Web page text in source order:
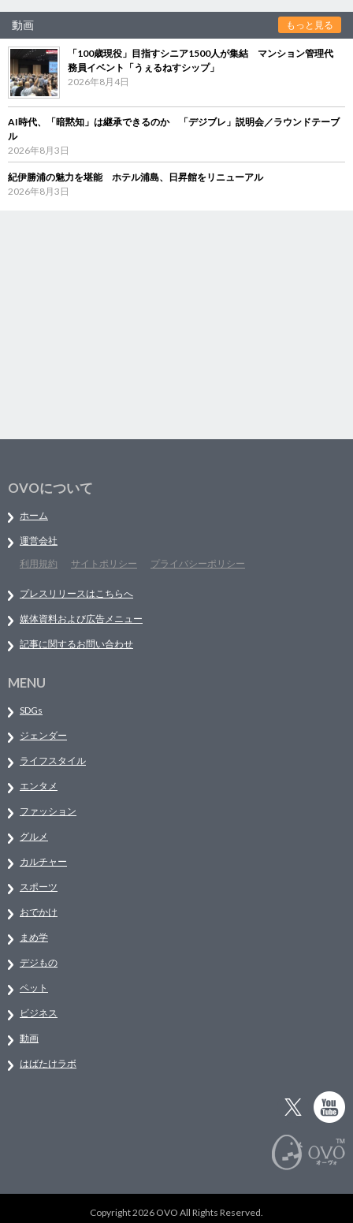
動画 もっと見る
「100歳現役」目指すシニア1500人が集結 マンション管理代
務員イベント「うぇるねすシップ」
2026年8月4日
AI時代、「暗黙知」は継承できるのか 「デジブレ」説明会／ラウンドテーブ
ル
2026年8月3日
紀伊勝浦の魅力を堪能 ホテル浦島、日昇館をリニューアル
2026年8月3日
OVOについて
ホーム
運営会社
利用規約
サイトポリシー プライバシーポリシー
プレスリリースはこちらへ
媒体資料および広告メニュー
記事に関するお問い合わせ
MENU
SDGs
ジェンダー
ライフスタイル
エンタメ
ファッション
グルメ
カルチャー
スポーツ
おでかけ
まめ学
デジもの
ペット
ビジネス
動画
はばたけラボ
Copyright 2026 OVO All Rights Reserved.